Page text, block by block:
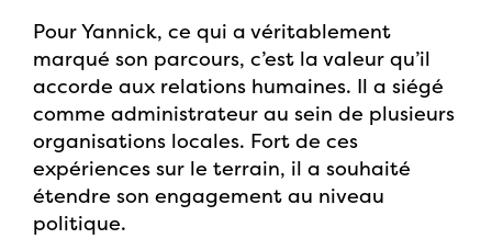
Pour Yannick, ce qui a véritablement
marqué son parcours, c’est la valeur qu’il
accorde aux relations humaines. Il a siégé
comme administrateur au sein de plusieurs
organisations locales. Fort de ces
expériences sur le terrain, il a souhaité
étendre son engagement au niveau
politique.